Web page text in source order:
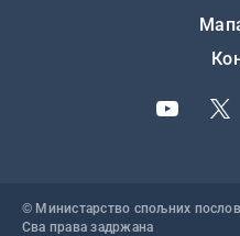
© Министарство спољних
Сва права задржана